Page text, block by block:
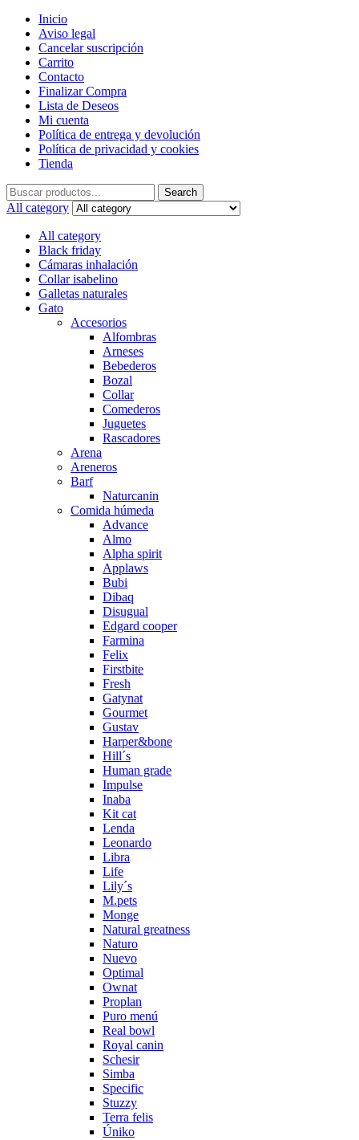
Inicio
Aviso legal
Cancelar suscripción
Carrito
Contacto
Finalizar Compra
Lista de Deseos
Mi cuenta
Política de entrega y devolución
Política de privacidad y cookies
Tienda
Search
for:
Search
All category
All category
Black friday
Cámaras inhalación
Collar isabelino
Galletas naturales
Gato
Accesorios
Alfombras
Arneses
Bebederos
Bozal
Collar
Comederos
Juguetes
Rascadores
Arena
Areneros
Barf
Naturcanin
Comida húmeda
Advance
Almo
Alpha spirit
Applaws
Bubi
Dibaq
Disugual
Edgard cooper
Farmina
Felix
Firstbite
Fresh
Gatynat
Gourmet
Gustav
Harper&bone
Hill´s
Human grade
Impulse
Inaba
Kit cat
Lenda
Leonardo
Libra
Life
Lily´s
M.pets
Monge
Natural greatness
Naturo
Nuevo
Optimal
Ownat
Proplan
Puro menú
Real bowl
Royal canin
Schesir
Simba
Specific
Stuzzy
Terra felis
Úniko